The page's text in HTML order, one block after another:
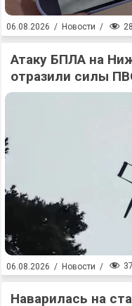
06.08.2026 / Новости /
Атаку БПЛА на
отразили силы
06.08.2026 / Новости /
Наварилась на